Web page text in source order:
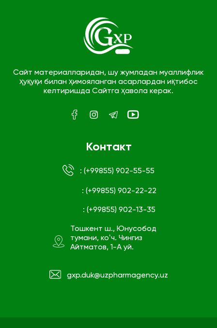
Сайт материалларидан, шу жумладан муаллифлик
ҳуқуқи билан ҳимояланган асарлардан иқтибос
келтиришда Сайтга ҳавола керак.
Контакт
: (+99855) 902-55-55
: (+99855) 902-22-22
: (+99855) 902-13-35
Тошкент ш., Юнусобод
тумани, коʻч. Чингиз
Айтматов, 1-А уй.
gxp.duk@uzpharmagency.uz